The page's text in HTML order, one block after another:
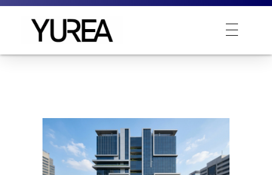
Yurea Indonesia